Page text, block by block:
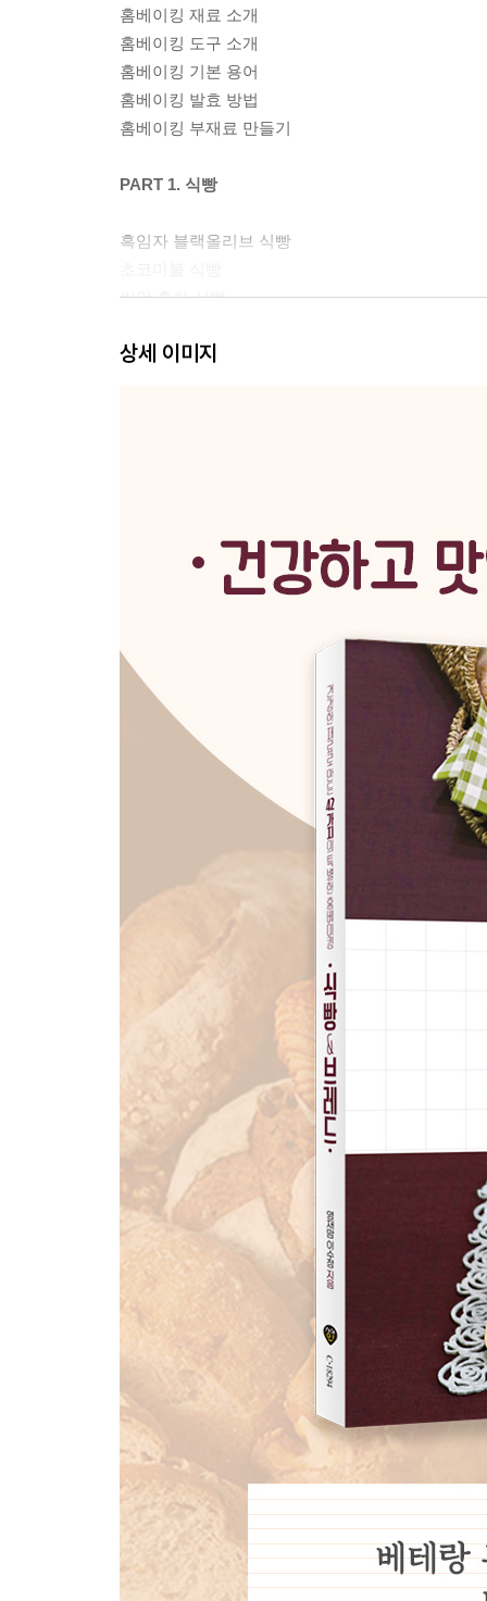
홈베이킹 재료 소개
홈베이킹 도구 소개
홈베이킹 기본 용어
홈베이킹 발효 방법
홈베이킹 부재료 만들기
PART 1. 식빵
흑임자 블랙올리브 식빵
씨앗 홍차 식빵
건과일 식빵
단호박 강낭콩 식빵
참깨 무화과 식빵
오징어 먹물 크림치즈 식빵
녹차 완두 식빵
메밀 팥배기 식빵
건과일 호두 브레드
오트밀 크렌베리 호두 브레드
흑임자 크림치즈 브레드
와인 블루베리 캄파뉴
멀티그레인 브레드
토마토 브로콜리 포카치아
파슬리 그리시니
콩가루 잡곡빵
통단팥 녹차 소보로 브레드
고구마 크림치즈 롤
블랙올리브 치아바타
브로콜리 베이컨 브레드
흑미 블루베리 쵸프
참치 샐러드 브레드
밥새우 소프트 브레드
허브 모닝롤
옥수수 크림치즈 브레드
크림치즈 커스터드 소보로 브레드
크랜베리 베치번즈
닭가슴살 샐러드 브레드
상세 이미지